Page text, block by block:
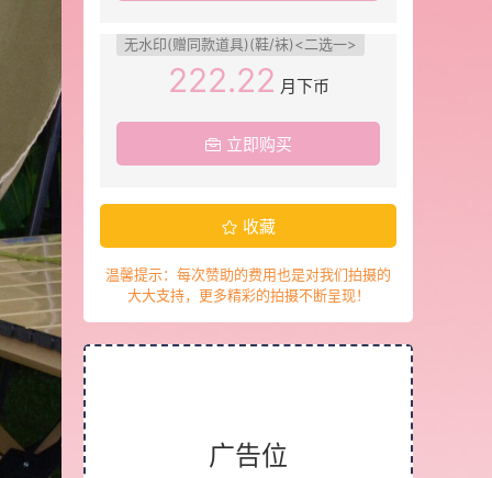
无水印(赠同款道具)(鞋/袜)<二选一>
222.22 月下币
立即购买
收藏
温馨提示：每次赞助的费用也是对我们拍摄的
大大支持，更多精彩的拍摄不断呈现！
广告位